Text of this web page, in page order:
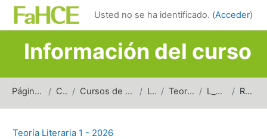
Salta al contenido principal
Usted no se ha identificado. (Acceder)
Información del curso
Página Principal Cursos Cursos de carreras de grado Letras Teoría Literaria L_TL1_2026 Resumen
Teoría Literaria 1 - 2026